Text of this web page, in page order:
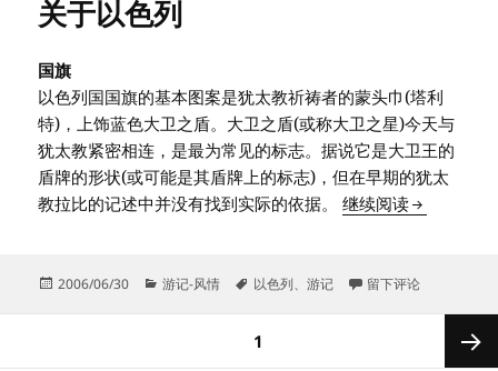
关于以色列
国旗
以色列国国旗的基本图案是犹太教祈祷者的蒙头巾(塔利
特)，上饰蓝色大卫之盾。大卫之盾(或称大卫之星)今天与
犹太教紧密相连，是最为常见的标志。据说它是大卫王的
盾牌的形状(或可能是其盾牌上的标志)，但在早期的犹太
教拉比的记述中并没有找到实际的依据。继续阅读关于以色列
发
2006/06/30
分
游记-风情
标
以色列、游记 于关于以色列
留下评论
1